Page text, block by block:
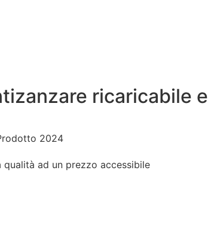
ricaricabile e
2024
qualità ad un prezzo accessibile